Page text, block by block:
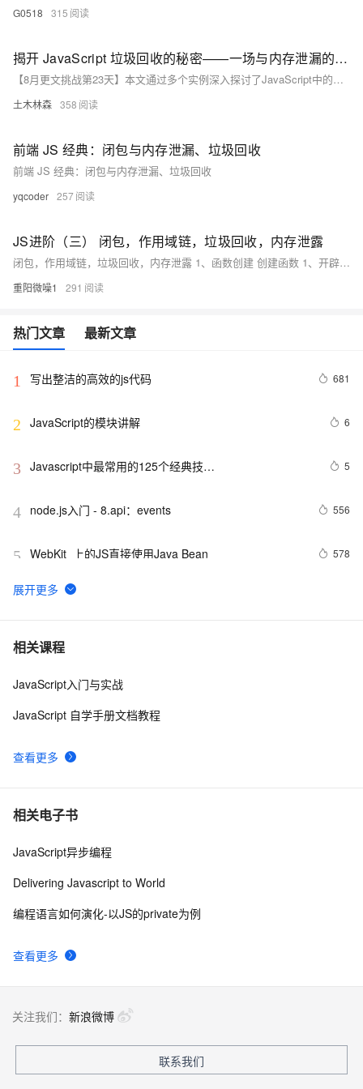
G0518 315
揭开 JavaScript 垃圾回收的秘密——一场与内存泄漏的生死较量，让你的代码从此焕然一新！
【8月更文挑战第23天】本文通过多个实例深入探讨了JavaScript中的垃圾回收机制及其对应用性能的影响。首先介绍了基本的内存管理方式，随后分析了变量不再使用时的回收过程。接着，通过事件监听器未被移除及全局变量管理不当等场景展示了常见的内存泄漏问题。最后，文章介绍了使用`WeakRef`和`FinalizationRegistry`等现代API来有效避免内存泄漏的方法。理解并运用这些技术能显著提升Web应用的稳定性和效率。
土木林森 358
前端 JS 经典：闭包与内存泄漏、垃圾回收
前端 JS 经典：闭包与内存泄漏、垃圾回收
yqcoder 257
JS进阶（三） 闭包，作用域链，垃圾回收，内存泄露
闭包，作用域链，垃圾回收，内存泄露 1、函数创建 创建函数 1、开辟一个堆内存(16进制的内存地址) 2、声明当前函数的作用域（再哪个上下文创建的，它的作用域就是谁） 3、把函数体内的代码当作字符串存储在堆内存当中(所以不执行没有意义) 4、把函数的堆内存地址类似对象一样放到栈中供对象调用 执行函数 1、会形成一个全新的私有上下文(目的是供函数中的代码执行)，然后进栈执行 2、在私有上下文中有一个存放私有变量的变量对象 AO（xx） 3、在代码执行之前要做的事情 - 初始化它的作用域链<自己的上下文，函数的作用域> - 初始化this (箭头函数没有this) - 初始化Arguments实参
重阳微噪1 291
热门文章 最新文章
1 写出整洁的高效的js代码 681
2 JavaScript的模块讲解 6
3 Javascript中最常用的125个经典技… 5
4 node.js入门 - 8.api：events 556
5 WebKit  上的JS直接使用Java Bean 578
6 ArcGIS JavaScript在线编辑
7 js脚本语言在页面上不执行
8 Visual Studio正式支持jQuery JavaScript程式库
相关课程
查看更多
JavaScript入门与实战
JavaScript 自学手册文档教程
相关电子书
查看更多
JavaScript异步编程
Delivering Javascript to World
编程语言如何演化-以JS的private为例
关注我们： 新浪微博
联系我们